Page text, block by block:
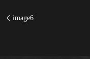
image6